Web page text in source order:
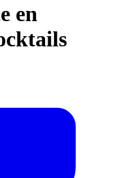
en